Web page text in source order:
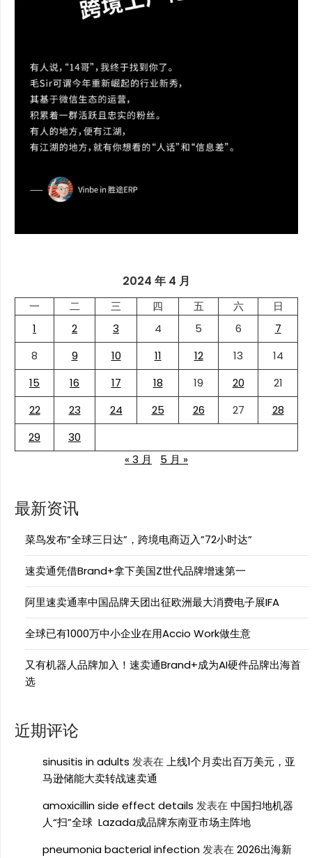
2024 年 4 月
一 二 三 四 五 六
日
1
2 3 4 5 6
7
8
9 10 11 12 13
14
15
16 17 18 19 20
21
22
23 24 25 26 27
28
29
30
« 3 月
5 月 »
最新资讯
菜鸟发布”全球三日达”，跨境电商迈入”72小时达”
速卖通凭借Brand+拿下美国Z世代品牌增速第一
阿里速卖通率中国品牌天团出征欧洲最大消费电子展IFA
全球已有1000万中小企业在用Accio Work做生意
又有机器人品牌加入！速卖通Brand+成为AI硬件品牌出海首
选
近期评论
sinusitis in adults 发表在 上线1个月卖出百万美元，亚
马逊储能大卖转战速卖通
amoxicillin side effect details 发表在 中国扫地机器
人“扫”全球 Lazada成品牌东南亚市场主阵地
pneumonia bacterial infection发表在 2026出海新